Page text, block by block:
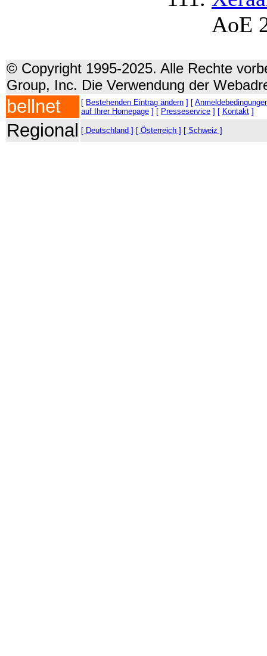
AoE
© Copyright 1995-2025. Alle Rechte
Group, Inc. Die Verwendung der
bellnet [ Bestehenden Eintrag ändern ] [
auf Ihrer Homepage ] [ Presseservice ] [ Kontakt ]
Regional [ Deutschland ] [ Österreich ] [ Schweiz ]